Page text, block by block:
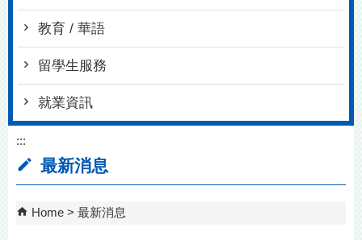
教育 / 華語
留學生服務
就業資訊
:::
最新消息
Home 最新消息